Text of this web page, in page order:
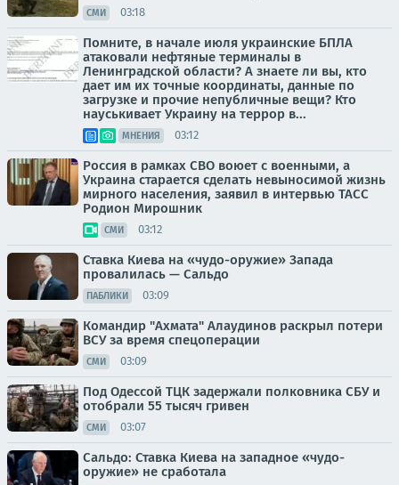
СМИ 03:18
Помните, в начале июля украинские БПЛА
атаковали нефтяные терминалы в
Ленинградской области? А знаете ли вы, кто
дает им их точные координаты, данные по
загрузке и прочие непубличные вещи? Кто
науськивает Украину на террор в...
МНЕНИЯ 03:12
Россия в рамках СВО воюет с военными, а
Украина старается сделать невыносимой жизнь
мирного населения, заявил в интервью ТАСС
Родион Мирошник
СМИ 03:12
Ставка Киева на «чудо-оружие» Запада
провалилась — Сальдо
ПАБЛИКИ 03:09
Командир "Ахмата" Алаудинов раскрыл потери
ВСУ за время спецоперации
СМИ 03:09
Под Одессой ТЦК задержали полковника СБУ и
отобрали 55 тысяч гривен
СМИ 03:07
Сальдо: Ставка Киева на западное «чудо-
оружие» не сработала